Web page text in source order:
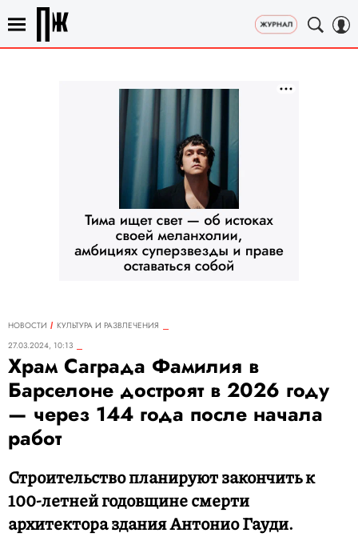
НОВОСТИ
КУЛЬТУРА И РАЗВЛЕЧЕНИЯ
27.03.2024, 10:13
Храм Саграда Фамилия в
Барселоне достроят в 2026 году
— через 144 года после начала
работ
Строительство планируют закончить к
100-летней годовщине смерти
архитектора здания Антонио Гауди.